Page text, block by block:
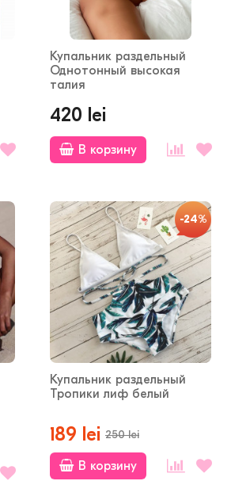
Купальник раздельный
Однотонный высокая
талия
420 lei
В корзину
-24%
Купальник раздельный
Тропики лиф белый
189 lei 250 lei
В корзину